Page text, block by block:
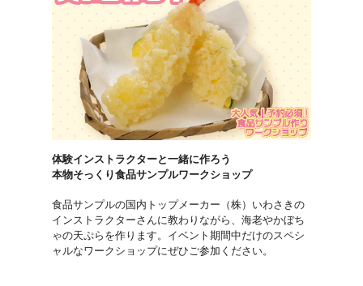
体験インストラクターと一緒に作ろう
本物そっくり食品サンプルワークショップ
食品サンプルの国内トップメーカー（株）いわさきの
インストラクターさんに教わりながら、海老やかぼち
ゃの天ぷらを作ります。イベント期間中だけのスペシ
ャルなワークショップにぜひご参加ください。